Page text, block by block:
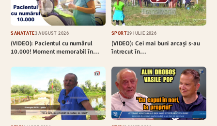
SĂNĂTATE3 AUGUST 2026
(VIDEO): Pacientul cu numărul
10.000! Moment memorabil în…
SPORT29 IULIE 2026
(VIDEO): Cei mai buni arcași s-au
întrecut în…